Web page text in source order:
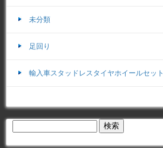
未分類
足回り
輸入車スタッドレスタイヤホイールセット